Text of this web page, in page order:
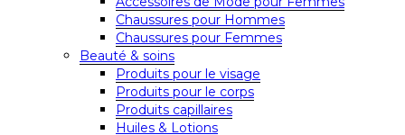
Chaussures pour Hommes
Chaussures pour Femmes
Beauté & soins
Produits pour le visage
Produits pour le corps
Produits capillaires
Huiles & Lotions